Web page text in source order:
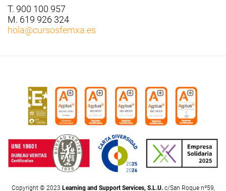
T. 900 100 957
M. 619 926 324
hola@cursosfemxa.es
Copyright © 2023 Learning and Support Services, S.L.U.c/San Roque nº59,